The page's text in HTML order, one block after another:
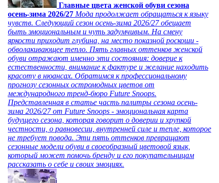
Главные цвета женской обуви сезона
осень-зима 2026/27 Мода продолжает обращаться к языку
чувств. Следующий сезон осень-зима 2026/27 обещает
быть эмоциональным и чуть задумчивым. На смену
яркости приходит глубина, на место показной роскоши -
обволакивающее тепло. Пять главных оттенков женской
обуви отражают именно эти состояния: доверие к
естественности, внимание к фактуре и желание находить
красоту в нюансах. Обратимся к профессиональному
прогнозу сезонных остромодных цветов от
международного тренд-бюро Future Snoops.
Представленная в статье часть палитры сезона осень-
зима 2026/27 от Future Snoops - эмоциональная карта
будущего сезона, которая говорит о доверии и хрупкой
честности, о равновесии, внутренней силе и тепле, которое
не требует повода. Эти пять оттенков превращают
сезонные модели обуви в своеобразный цветовой язык,
который может помочь бренду и его покупательницам
рассказать о себе и своих эмоциях.